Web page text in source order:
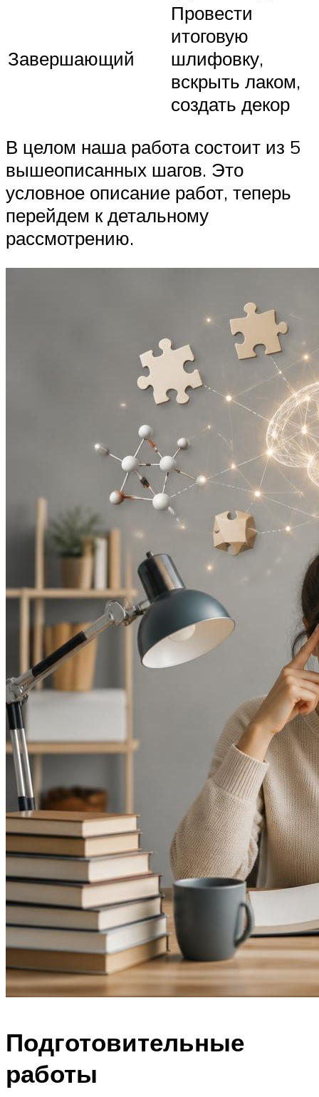
Завершающий
Провести
итоговую
шлифовку,
вскрыть лаком,
создать декор
В целом наша работа состоит из 5
вышеописанных шагов. Это
условное описание работ, теперь
перейдем к детальному
рассмотрению.
Подготовительные
работы